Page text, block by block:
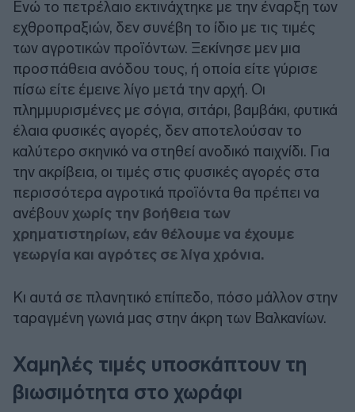
Ενώ το πετρέλαιο εκτινάχτηκε με την έναρξη των
εχθροπραξιών, δεν συνέβη το ίδιο με τις τιμές
των αγροτικών προϊόντων. Ξεκίνησε μεν μια
προσπάθεια ανόδου τους, ή οποία είτε γύρισε
πίσω είτε έμεινε λίγο μετά την αρχή. Οι
πλημμυρισμένες με σόγια, σιτάρι, βαμβάκι, φυτικά
έλαια φυσικές αγορές, δεν αποτελούσαν το
καλύτερο σκηνικό να στηθεί ανοδικό παιχνίδι. Για
την ακρίβεια, οι τιμές στις φυσικές αγορές στα
περισσότερα αγροτικά προϊόντα θα πρέπει να
ανέβουνχωρίς την βοήθεια των
χρηματιστηρίων, εάν θέλουμε να έχουμε
γεωργία και αγρότες σε λίγα χρόνια.
Κι αυτά σε πλανητικό επίπεδο, πόσο μάλλον στην
ταραγμένη γωνιά μας στην άκρη των Βαλκανίων.
Χαμηλές τιμές υποσκάπτουν τη
βιωσιμότητα στο χωράφι